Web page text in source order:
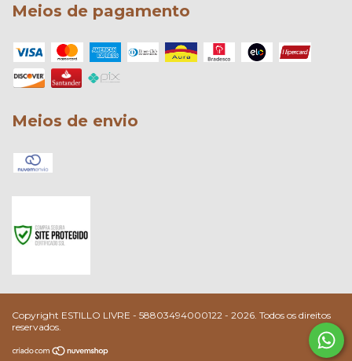
Meios de pagamento
Meios de envio
Copyright ESTILLO LIVRE - 58803494000122 - 2026. Todos os direitos
reservados.